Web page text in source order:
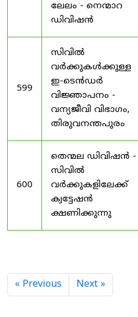
ലേലം - നെന്മാറ
ഡിവിഷൻ
599
സിവിൽ
വർക്കുകൾക്കുള്ള
ഇ-ടെൻഡർ
വിജ്ഞാപനം -
വന്യജീവി വിഭാഗം,
തിരുവനന്തപുരം
600
തെന്മല ഡിവിഷൻ -
സിവിൽ
വർക്കുകളിലേക്ക്
ക്വട്ടേഷൻ
ക്ഷണിക്കുന്നു
« Previous Next »